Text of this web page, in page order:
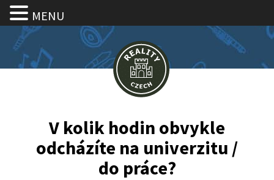
V kolik hodin obvykle
odcházíte na univerzitu /
do práce?
MENU